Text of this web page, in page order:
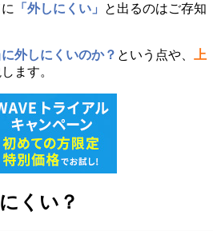
「外しにくい」
と出るのはご存知
外しにくいのか？ という点や、
上
ます。
くい？